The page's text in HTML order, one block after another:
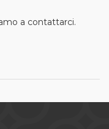
a contattarci.